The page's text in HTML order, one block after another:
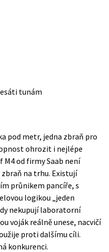
tunám
pod metr, jedna zbraň pro
ohrozit i nejlépe
M4 od firmy Saab není
na trhu. Existují
průnikem pancíře, s
logikou „jeden
nekupují laboratorní
voják reálně unese, nacvičí
proti dalšímu cíli.
konkurenci.